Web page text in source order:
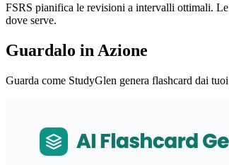
FSRS pianifica le revisioni a intervalli ottimali.
dove serve.
Guardalo in Azione
Guarda come StudyGlen genera flashcard dai